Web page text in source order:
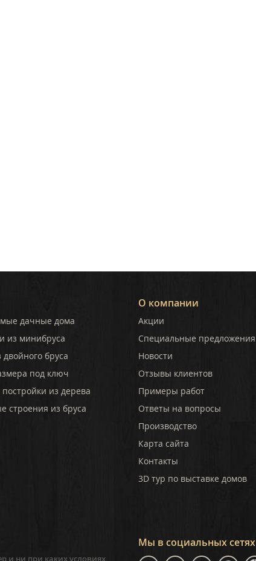
дачные дома
из минибруса
бруса
под ключ
из дерева
строения из бруса
О компании
Акции
Специальные предложения
Новости
Отзывы клиентов
Примеры работ
Ответы на вопросы
Производство
Карта сайта
Контакты
3D тур по выставке домов
Мы в социальных сетях
и ни при каких условиях